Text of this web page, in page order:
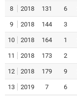
8 2018 131 6
9 2018 144 3
10 2018 164 1
11 2018 173 2
12 2018 179 9
13 2019 7 6